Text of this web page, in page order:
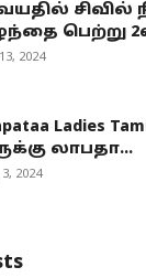
வயதில் சிவில்
பெற்று
2024
Ladies
லாபதா...
2024